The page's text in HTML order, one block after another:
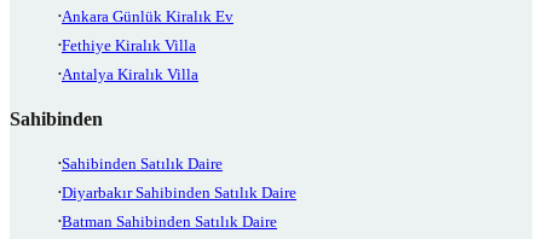
Ankara Günlük Kiralık Ev
Fethiye Kiralık Villa
Antalya Kiralık Villa
Sahibinden
Sahibinden Satılık Daire
Diyarbakır Sahibinden Satılık Daire
Batman Sahibinden Satılık Daire